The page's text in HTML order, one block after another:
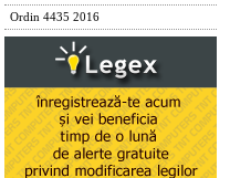
Ordin 4435 2016